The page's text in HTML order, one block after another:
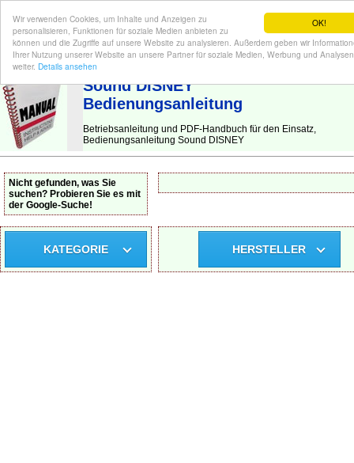
OK!
Wir verwenden Cookies, um Inhalte und Anzeigen zu
personalisieren, Funktionen für soziale Medien anbieten zu
können und die Zugriffe auf unsere Website zu analysieren. Außerdem geben wir
Ihrer Nutzung unserer Website an unsere Partner für soziale Medien, Werbung und Analysen
weiter. Details ansehen
BEDIENUNGSANLEITUNG | Hier finden Sie die deutsche Anleitung!
Sound DISNEY
Bedienungsanleitung
Betriebsanleitung und PDF-Handbuch für den Einsatz,
Bedienungsanleitung Sound DISNEY
Nicht gefunden, was Sie
suchen? Probieren Sie es mit
der Google-Suche!
KATEGORIE HERSTELLER